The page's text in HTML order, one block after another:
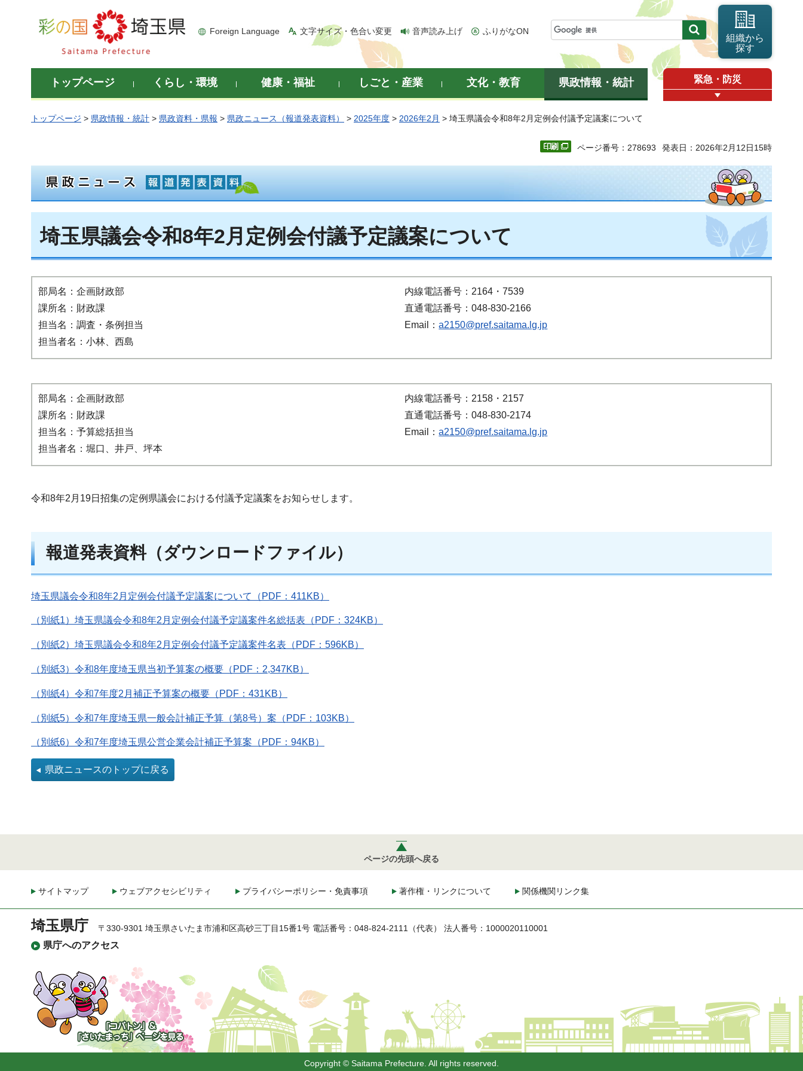
彩の国 埼玉県
Foreign Language 文字サイズ・色合い変更 音声読み上げ ふりがなON
組織から
探す
トップページ くらし・環境 健康・福祉 しごと・産業 文化・教育 県政情報・統計 緊急・防災
トップページ > 県政情報・統計 > 県政資料・県報 > 県政ニュース（報道発表資料） > 2025年度 > 2026年2月 > 埼玉県議会令和8年2月定例会付議予定議案について
ページ番号：278693 発表日：2026年2月12日15時
埼玉県議会令和8年2月定例会付議予定議案について
部局名：企画財政部
課所名：財政課
担当名：調査・条例担当
担当者名：小林、西島
内線電話番号：2164・7539
直通電話番号：048-830-2166
Email：a2150@pref.saitama.lg.jp
部局名：企画財政部
課所名：財政課
担当名：予算総括担当
担当者名：堀口、井戸、坪本
内線電話番号：2158・2157
直通電話番号：048-830-2174
Email：a2150@pref.saitama.lg.jp
令和8年2月19日招集の定例県議会における付議予定議案をお知らせします。
報道発表資料（ダウンロードファイル）
埼玉県議会令和8年2月定例会付議予定議案について（PDF：411KB）
（別紙1）埼玉県議会令和8年2月定例会付議予定議案件名総括表（PDF：324KB）
（別紙2）埼玉県議会令和8年2月定例会付議予定議案件名表（PDF：596KB）
（別紙3）令和8年度埼玉県当初予算案の概要（PDF：2,347KB）
（別紙4）令和7年度2月補正予算案の概要（PDF：431KB）
（別紙5）令和7年度埼玉県一般会計補正予算（第8号）案（PDF：103KB）
（別紙6）令和7年度埼玉県公営企業会計補正予算案（PDF：94KB）
県政ニュースのトップに戻る
ページの先頭へ戻る
サイトマップ ウェブアクセシビリティ プライバシーポリシー・免責事項 著作権・リンクについて 関係機関リンク集
埼玉県庁
県庁へのアクセス
〒330-9301 埼玉県さいたま市浦和区高砂三丁目15番1号 電話番号：048-824-2111（代表） 法人番号：1000020110001
「コバトン」&「さいた
まっち」
Copyright © Saitama Prefecture. All rights reserved.